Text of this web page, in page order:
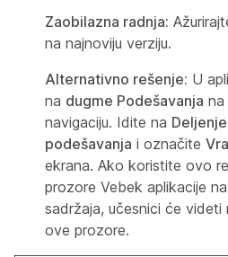
Zaobilazna radnja:
na najnoviju verziju.
Alternativno rešenje: U
na dugme Podešavanja na
navigaciju. Idite na
podešavanja i označite
ekrana. Ako koristite ovo
prozore Vebek aplikacije
sadržaja, učesnici će videti
ove prozore.